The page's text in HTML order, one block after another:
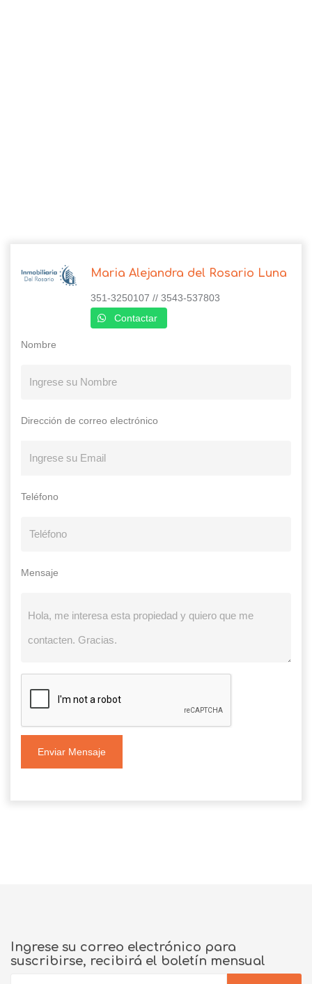
Maria Alejandra del Rosario Luna
351-3250107 // 3543-537803
Contactar
Nombre
Dirección de correo electrónico
Teléfono
Mensaje
Enviar Mensaje
Ingrese su correo electrónico para
suscribirse, recibirá el boletín mensual